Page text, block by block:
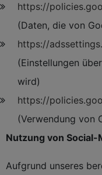
https://
(Daten, die von
https://
(Einstellungen
wird)
https://
(Verwendung von
Nutzung von Social-
Aufgrund unseres